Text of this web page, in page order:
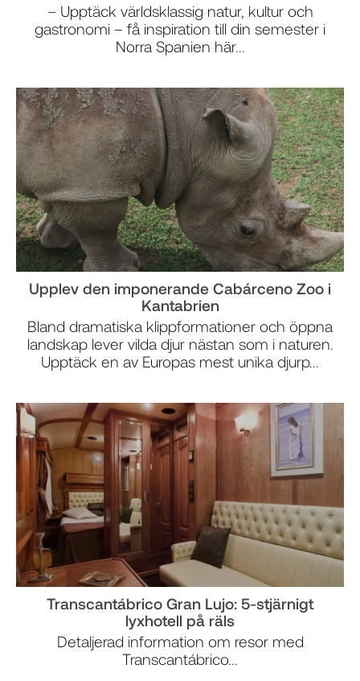
– Upptäck världsklassig natur, kultur och
gastronomi – få inspiration till din semester i
Norra Spanien här...
Upplev den imponerande Cabárceno Zoo i
Kantabrien
Bland dramatiska klippformationer och öppna
landskap lever vilda djur nästan som i naturen.
Upptäck en av Europas mest unika djurp...
Transcantábrico Gran Lujo: 5-stjärnigt
lyxhotell på räls
Detaljerad information om resor med
Transcantábrico...